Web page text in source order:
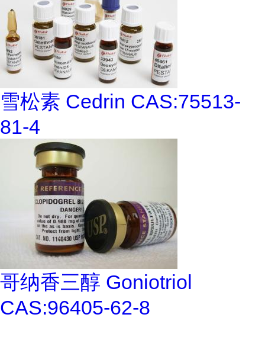
雪松素 Cedrin CAS:75513-
81-4
哥纳香三醇 Goniotriol
CAS:96405-62-8